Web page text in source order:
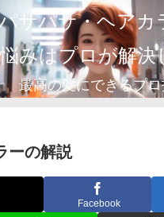
サパサ・ヘアカ
みはプロが解決
最高の髪にできるプ
ーの解説
Facebook